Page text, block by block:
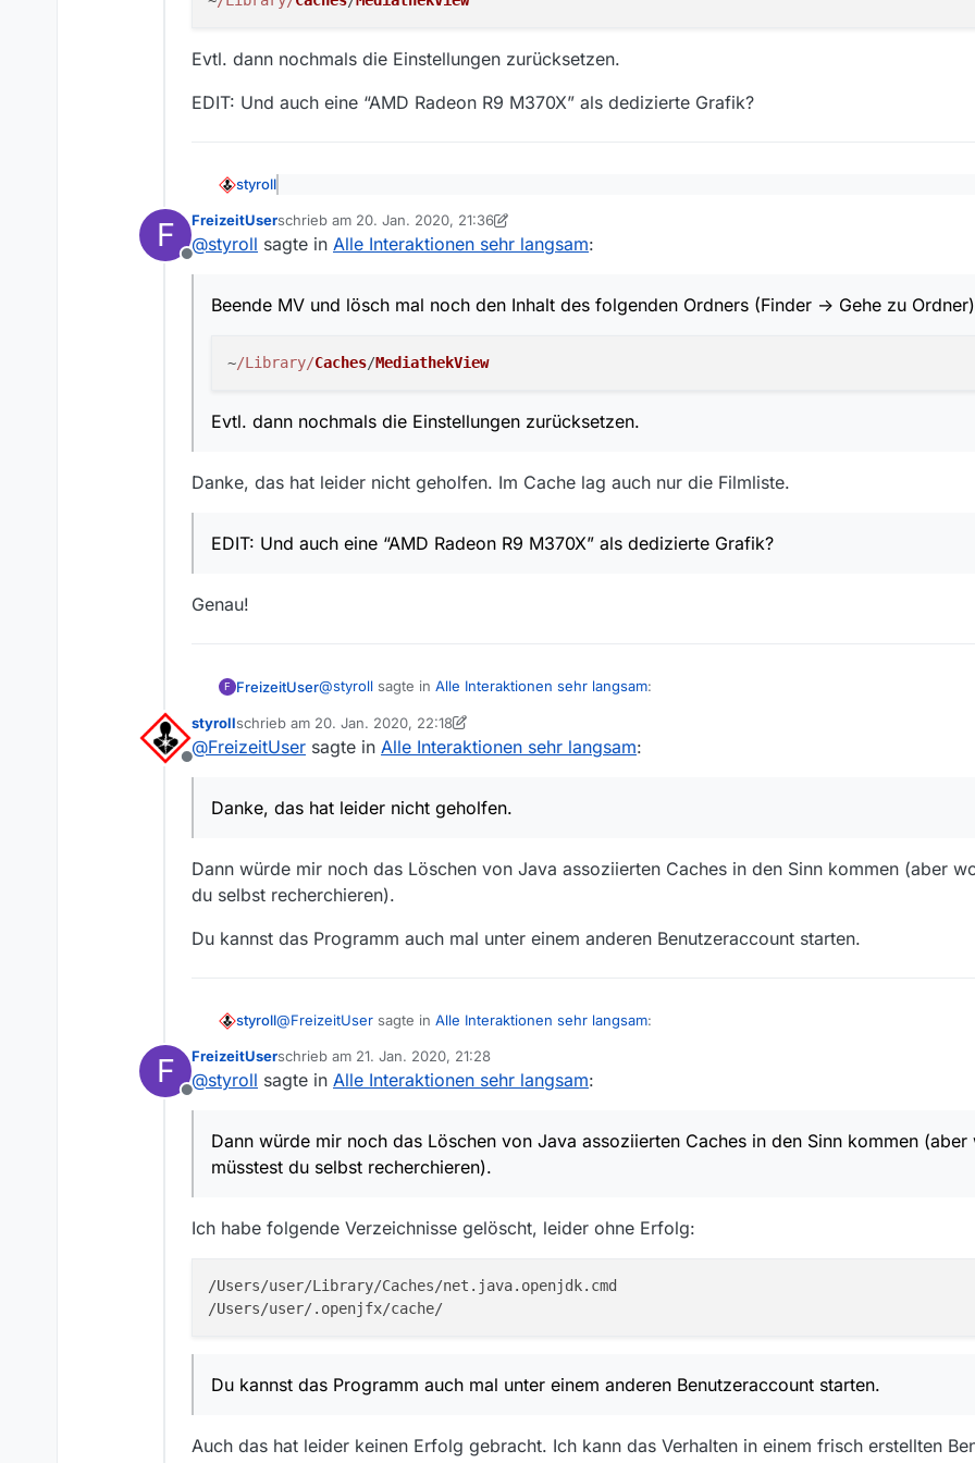
Evtl. dann nochmals die Einstellungen zurücksetzen.
EDIT: Und auch eine “AMD Radeon R9 M370X” als dedizierte Grafik?
styroll
OS: macOS 10.14.6
Hardware: Macbook Pro Mid 2015 (Core i7 2,8GHz, 16GB RAM)
Daran liegt’s sicher nicht, ich bin exakt gleich unterwegs…
Evtl. dann nochmals die Einstellungen zurücksetzen.
F
Offline
FreizeitUserschrieb am 20. Jan. 2020, 21:36
zuletzt editiert von FreizeitUser
@styroll sagte in Alle Interaktionen sehr langsam:
Beende MV und lösch mal noch den Inhalt des folgenden Ordners (Finder -> Gehe zu
~/Library/Caches/MediathekView
Evtl. dann nochmals die Einstellungen zurücksetzen.
Danke, das hat leider nicht geholfen. Im Cache lag auch nur die Filmliste.
EDIT: Und auch eine “AMD Radeon R9 M370X” als dedizierte Grafik?
Genau!
F FreizeitUser@styroll sagte in Alle Interaktionen sehr langsam:
Beende MV und lösch mal noch den Inhalt des folgenden Ordners (Finder -> Gehe zu
Evtl. dann nochmals die Einstellungen zurücksetzen.
Genau!
Offline
styrollschrieb am 20. Jan. 2020, 22:18
zuletzt editiert von styroll
@FreizeitUser sagte in Alle Interaktionen sehr langsam:
Danke, das hat leider nicht geholfen.
Dann würde mir noch das Löschen von Java assoziierten Caches in den Sinn kommen (aber
du selbst recherchieren).
Du kannst das Programm auch mal unter einem anderen Benutzeraccount starten.
styroll@FreizeitUser sagte in Alle Interaktionen sehr langsam:
Danke, das hat leider nicht geholfen.
Dann würde mir noch das Löschen von Java assoziierten Caches in den Sinn kommen (aber wo die
Du kannst das Programm auch mal unter einem anderen Benutzeraccount starten.
F
Offline
FreizeitUserschrieb am 21. Jan. 2020, 21:28
zuletzt editiert von
@styroll sagte in Alle Interaktionen sehr langsam:
Dann würde mir noch das Löschen von Java assoziierten Caches in den Sinn kommen
müsstest du selbst recherchieren).
Ich habe folgende Verzeichnisse gelöscht, leider ohne Erfolg:
/Users/user/Library/Caches/net.java.openjdk.cmd
Du kannst das Programm auch mal unter einem anderen Benutzeraccount starten.
Auch das hat leider keinen Erfolg gebracht. Ich kann das Verhalten in einem frisch erstellten